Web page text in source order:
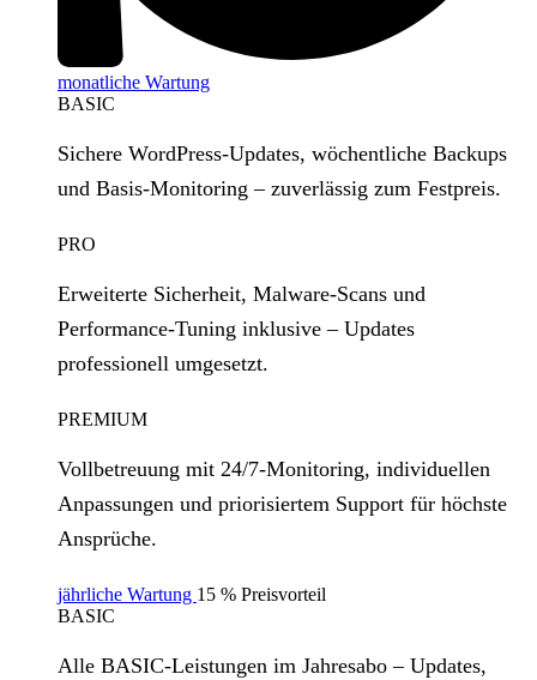
monatliche Wartung
BASIC
Sichere WordPress‑Updates, wöchentliche Backups
und Basis‑Monitoring – zuverlässig zum Festpreis.
PRO
Erweiterte Sicherheit, Malware‑Scans und
Performance‑Tuning inklusive – Updates
professionell umgesetzt.
PREMIUM
Vollbetreuung mit 24/7‑Monitoring, individuellen
Anpassungen und priorisiertem Support für höchste
Ansprüche.
jährliche Wartung 15 % Preisvorteil
BASIC
Alle BASIC‑Leistungen im Jahresabo – Updates,